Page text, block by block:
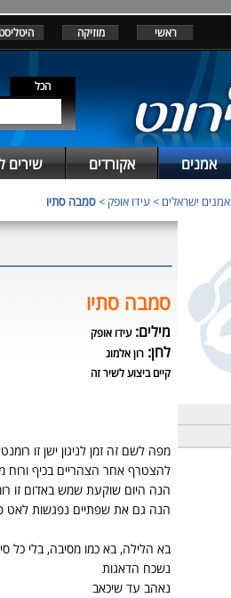
ראשי מוזיקה היטליסט
הכל
אמנים אקורדים שירים
אמנים ישראלים >עידו אופק >סמבה סתיו
סמבה סתיו
מילים:עידו אופק
לחן: רון אלמוג
קיים ביצוע לשיר זה
מפה לשם זה זמן לניגון ישן זו
להצטרף אחר הצהריים בכיף ורוח
הנה היום שוקעת שמש באדום זו
הנה גם את שפתיים נפגשות לאט
בא הלילה, בא כמו מסיבה, בלי כל
נשכח הדאגות
נאהב עד שיכאב